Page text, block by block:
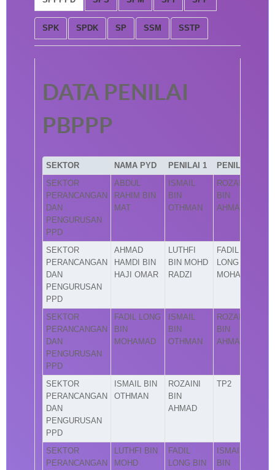
SPK SPDK SP SSM SSTP
DATA PENILAI
PBPPP
SEKTOR NAMA PYD PENILAI 1 PENILAI 2
SEKTOR
PERANCANGAN
DAN
PENGURUSAN
PPD
ABDUL
RAHIM BIN
MAT
ISMAIL
BIN
OTHMAN
ROZAINI
BIN
AHMAD
SEKTOR
PERANCANGAN
DAN
PENGURUSAN
PPD
AHMAD
HAMDI BIN
HAJI OMAR
LUTHFI
BIN MOHD
RADZI
FADIL
LONG BIN
MOHAMAD
SEKTOR
PERANCANGAN
DAN
PENGURUSAN
PPD
FADIL LONG
BIN
MOHAMAD
ISMAIL
BIN
OTHMAN
ROZAINI
BIN
AHMAD
SEKTOR
PERANCANGAN
DAN
PENGURUSAN
PPD
ISMAIL BIN
OTHMAN
ROZAINI
BIN
AHMAD
TP2
SEKTOR
PERANCANGAN
LUTHFI BIN
MOHD
FADIL
LONG BIN
ISMAIL
BIN